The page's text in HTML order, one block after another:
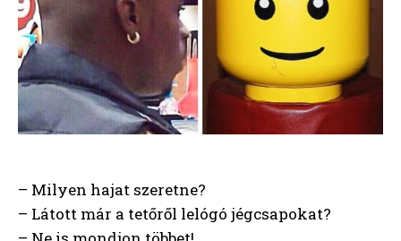
– Milyen hajat szeretne?
– Látott már a tetőről lelógó jégcsapokat?